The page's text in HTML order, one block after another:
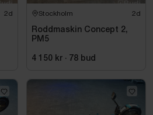
2d Stockholm 2d
Roddmaskin Concept 2,
PM5
4 150 kr · 78 bud